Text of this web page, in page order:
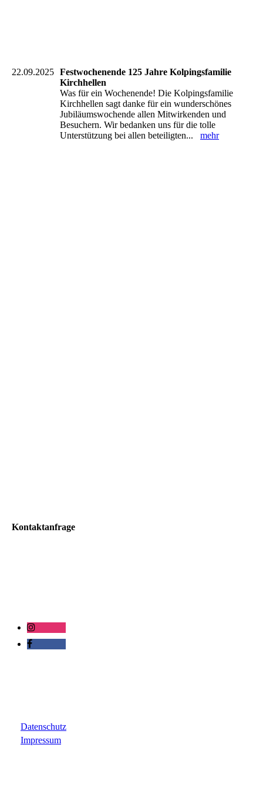
22.09.2025 Festwochenende 125 Jahre Kolpingsfamilie
Kirchhellen
Was für ein Wochenende! Die Kolpingsfamilie
Kirchhellen sagt danke für ein wunderschönes
Jubiläumswochende allen Mitwirkenden und
Besuchern. Wir bedanken uns für die tolle
Unterstützung bei allen beteiligten... mehr
Kontaktanfrage
Datenschutz
Impressum